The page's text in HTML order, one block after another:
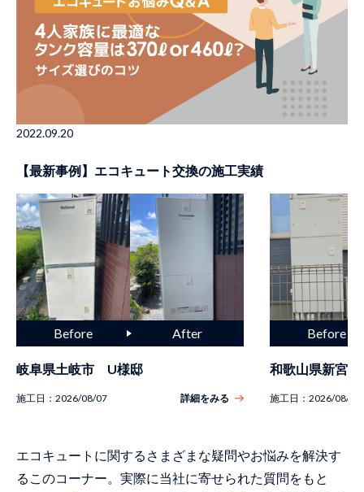
2022.09.20
【最新事例】エコキュート交換の施工実績
岐阜県土岐市 U様邸
施工日： 2026/08/07 詳細をみる
和歌山県新宮
施工日： 2026/08/07
エコキュートに関するさまざまな疑問やお悩みを解決す
るこのコーナー。実際に当社に寄せられた質問をもと